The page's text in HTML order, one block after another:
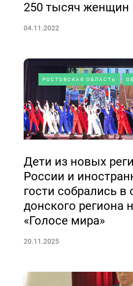
250 тысяч женщин
04.11.2022
РОСТОВСКАЯ ОБЛАСТЬ
Дети из новых
России и
гости собрались в
донского региона
«Голосе мира»
20.11.2025